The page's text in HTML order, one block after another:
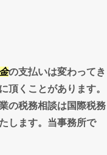
の支払いは変わってき
頂くことがあります。
の税務相談は国際税務
します。当事務所で